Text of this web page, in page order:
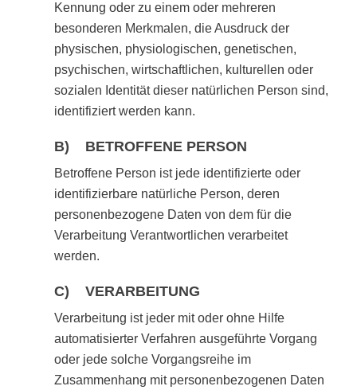
Kennung oder zu einem oder mehreren
besonderen Merkmalen, die Ausdruck der
physischen, physiologischen, genetischen,
psychischen, wirtschaftlichen, kulturellen oder
sozialen Identität dieser natürlichen Person sind,
identifiziert werden kann.
B) BETROFFENE PERSON
Betroffene Person ist jede identifizierte oder
identifizierbare natürliche Person, deren
personenbezogene Daten von dem für die
Verarbeitung Verantwortlichen verarbeitet
werden.
C) VERARBEITUNG
Verarbeitung ist jeder mit oder ohne Hilfe
automatisierter Verfahren ausgeführte Vorgang
oder jede solche Vorgangsreihe im
Zusammenhang mit personenbezogenen Daten